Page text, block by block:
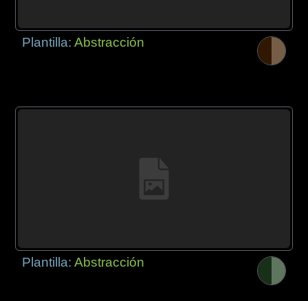
Plantilla:Abstracción
Plantilla:Abstracción